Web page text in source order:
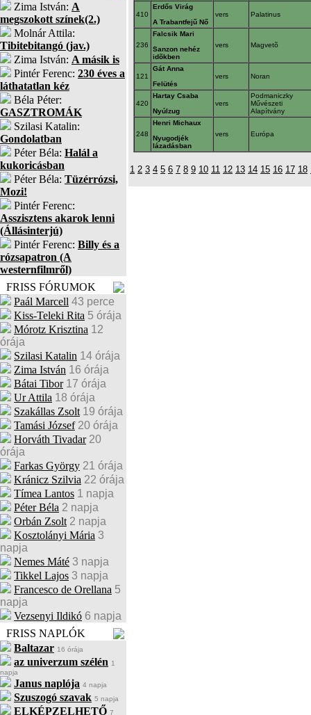
Zima István: A
megszokott színek(2.)
Molnár Attila:
Tibitebitangó (jav.)
Zima István: A másik is
Pintér Ferenc: 230 éves a
láthatatlan kéz
Béla Péter:
GASZTROMÁK
Szilasi Katalin:
Gondolatban
Péter Béla: Halál a
kukoricásban
Péter Béla: Tüzérrózsi,
Mozi!
Pintér Ferenc:
Asszisztens akarok lenni
(Állásinterjú)
Pintér Ferenc: Billy és a
rózsapatron (A
westernfilmről)
FRISS FÓRUMOK
Paál Marcell 43 perce
Kiss-Teleki Rita 5 órája
Mórotz Krisztina 12
órája
Szilasi Katalin 14 órája
Zima István 16 órája
Bátai Tibor 17 órája
Ur Attila 18 órája
Szakállas Zsolt 19 órája
Tamási József 20 órája
Horváth Tivadar 20
órája
Farkas György 21 órája
Kránicz Szilvia 22 órája
Tímea Lantos 1 napja
Péter Béla 2 napja
Orbán Zsolt 2 napja
Kosztolányi Mária 3
napja
Nemes Máté 3 napja
Tikkel Lajos 3 napja
Francesco de Orellana 5
napja
Vezsenyi Ildikó 6 napja
FRISS NAPLÓK
Baltazar 16 órája
az univerzum szélén 1
napja
Janus naplója 4 napja
Szuszogó szavak 5 napja
ELKÉPZELHETŐ 7
410
Erdős Virág
A Trabantfejű Nő
vers Palatinus
236
Falcsik Mari
Sanzon nehéz
idõkben
vers Magvetõ
121
Gát Anna
Felütés
vers Noran
420
Hartay Csaba
Nyúlzug
vers
Podmaniczky
Művészeti
Alapítvány
248
Henri Michaux
Nyugodjék
lázadásban
vers Európa
1 2 3 4 5 6 7 8 9 10 11 12 13 14 15 16 17 18